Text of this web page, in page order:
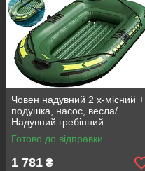
Човен надувний 2 х-місний +
подушка, насос, весла/
Надувний гребінний
двомісний гумовий човен
180/98см
Готово до відправки
1 781 ₴